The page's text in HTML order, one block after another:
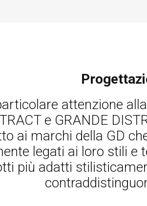
attenzione
e GRANDE
ai marchi della GD
legati ai loro stili e
più adatti